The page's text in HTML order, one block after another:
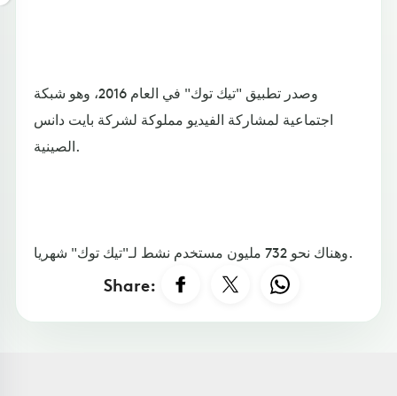
وصدر تطبيق "تيك توك" في العام 2016، وهو شبكة
اجتماعية لمشاركة الفيديو مملوكة لشركة بايت دانس
الصينية.
وهناك نحو 732 مليون مستخدم نشط لـ"تيك توك" شهريا.
Share: